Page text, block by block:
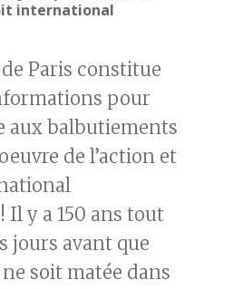
international
Paris constitue
pour
aux balbutiements
de l’action et
Il y a 150 ans tout
jours avant que
soit matée dans